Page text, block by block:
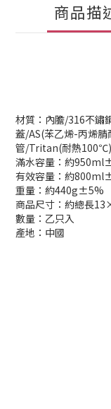
商品描
材質：內膽/316不鏽
蓋/AS(苯乙烯-丙烯
管/Tritan(耐熱100℃)
滿水容量：約
有效容量：約
重量：約440g±5%
商品尺寸：約總長
數量：乙只入
產地：中國